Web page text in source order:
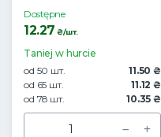
Dostępne
12.27 ₴/шт.
Taniej w hurcie
od 50 шт.
11.50 ₴
od 65 шт.
11.12 ₴
od 78 шт.
10.35 ₴